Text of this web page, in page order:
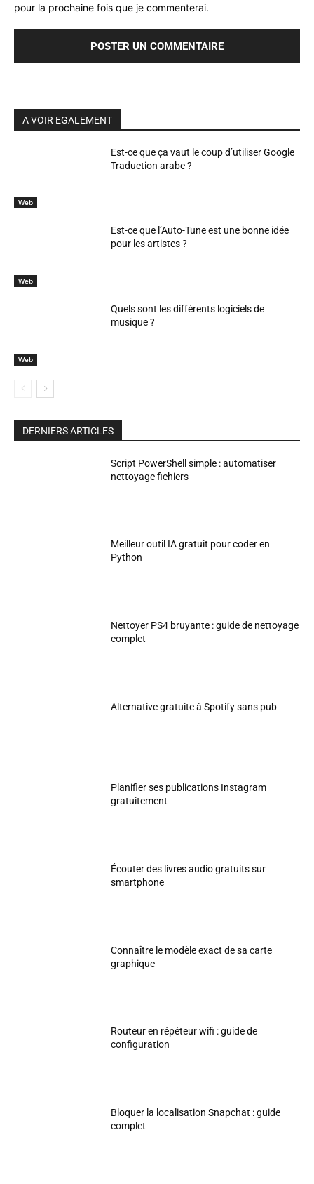
pour la prochaine fois que je commenterai.
A VOIR EGALEMENT
Web
Est-ce que ça vaut le coup d’utiliser Google
Traduction arabe ?
Web
Est-ce que l’Auto-Tune est une bonne idée
pour les artistes ?
Web
Quels sont les différents logiciels de
musique ?
DERNIERS ARTICLES
Script PowerShell simple : automatiser
nettoyage fichiers
Meilleur outil IA gratuit pour coder en
Python
Nettoyer PS4 bruyante : guide de nettoyage
complet
Alternative gratuite à Spotify sans pub
Planifier ses publications Instagram
gratuitement
Écouter des livres audio gratuits sur
smartphone
Connaître le modèle exact de sa carte
graphique
Routeur en répéteur wifi : guide de
configuration
Bloquer la localisation Snapchat : guide
complet